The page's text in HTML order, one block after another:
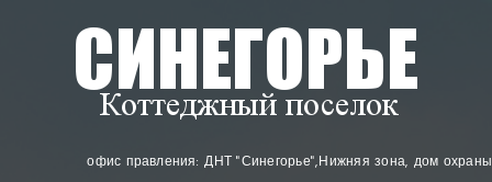
офис правления: ДНТ "Синегорье", Нижняя зона, дом охраны